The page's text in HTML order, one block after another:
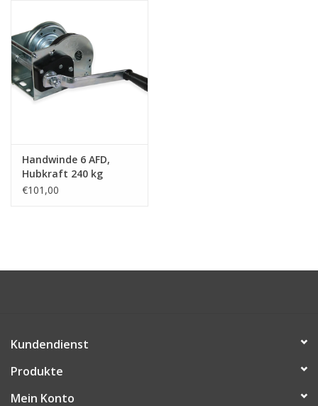
Wantenseile
Niro Deckbeschläge
Niro Drahtseilspanner
Niro Haken
Handwinde 6 AFD,
Hubkraft 240 kg
€101,00
Kundendienst
Produkte
Mein Konto